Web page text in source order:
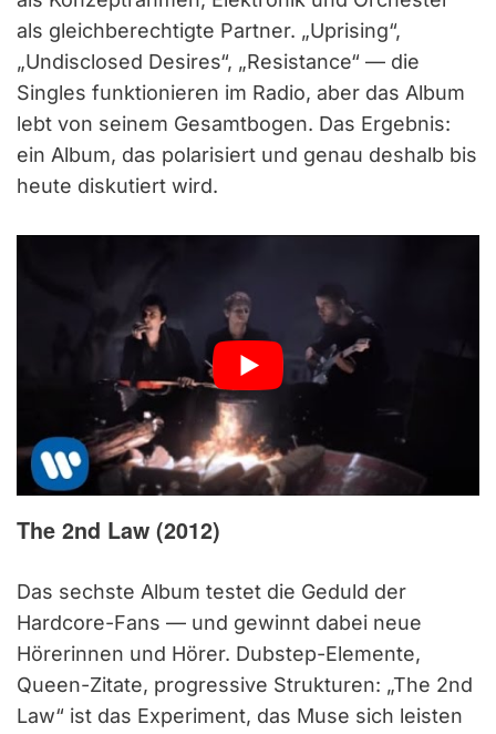
als gleichberechtigte Partner. „Uprising“,
„Undisclosed Desires“, „Resistance“ — die
Singles funktionieren im Radio, aber das Album
lebt von seinem Gesamtbogen. Das Ergebnis:
ein Album, das polarisiert und genau deshalb bis
heute diskutiert wird.
The 2nd Law (2012)
Das sechste Album testet die Geduld der
Hardcore-Fans — und gewinnt dabei neue
Hörerinnen und Hörer. Dubstep-Elemente,
Queen-Zitate, progressive Strukturen: „The 2nd
Law“ ist das Experiment, das Muse sich leisten